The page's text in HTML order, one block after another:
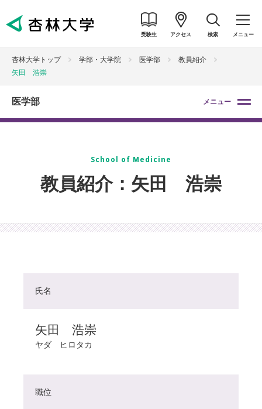
受験生 アクセス 検索 メニュー
杏林大学トップ 学部・大学院 医学部
教員紹介
矢田 浩崇
医学部 メニュー
School of Medicine
教員紹介：矢田 浩崇
氏名
矢田 浩崇
ヤダ ヒロタカ
職位